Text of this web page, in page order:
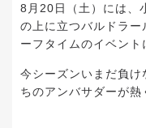
8月20日（土）には、
の上に立つバルドラ
ーフタイムのイベント
今シーズンいまだ負
ちのアンバサダーが熱